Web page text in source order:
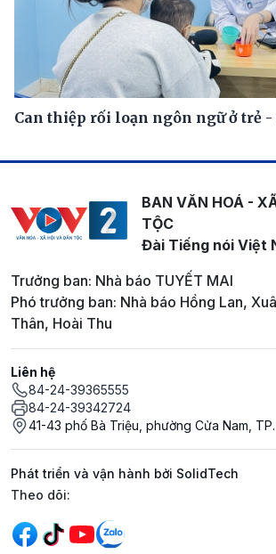
Can thiệp rối loạn ngôn ngữ ở trẻ -
BAN VĂN HOÁ -
TỘC
Đài Tiếng nói Việt
Trưởng ban: Nhà báo TUYẾT MAI
Phó trưởng ban: Nhà báo Hồng Lan,
Thân, Hoài Thu
Liên hệ
84-24-39365555
84-24-39342724
41-43 phố Bà Triệu, phường Cửa Nam,
Phát triển và vận hành bởi SolidTech
Mạng xã hội
Theo dõi: